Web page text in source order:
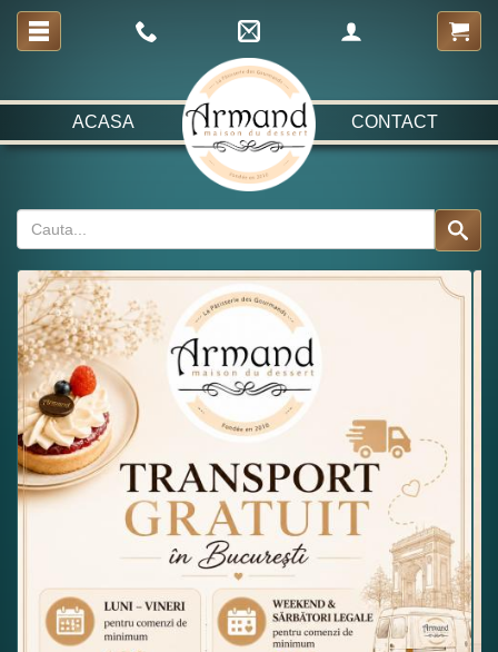
ACASA CONTACT